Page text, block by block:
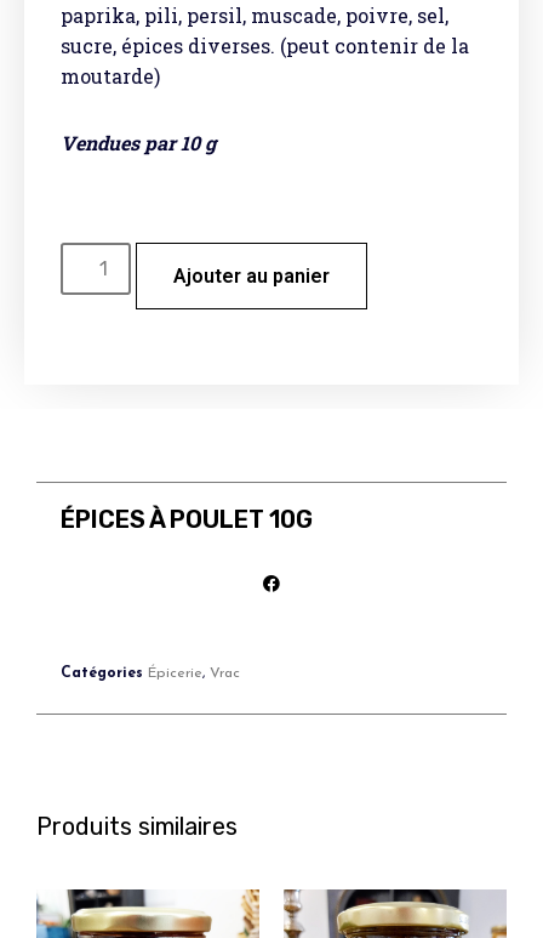
paprika, pili, persil, muscade, poivre, sel,
sucre, épices diverses. (peut contenir de la
moutarde)
Vendues par 10 g
Ajouter au panier
ÉPICES À POULET 10G
Catégories Épicerie, Vrac
Produits similaires